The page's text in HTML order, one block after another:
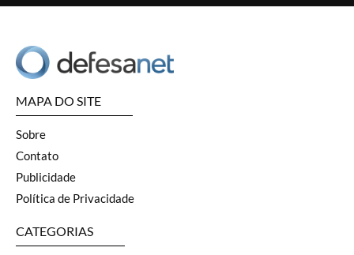
MAPA DO SITE
Sobre
Contato
Publicidade
Política de Privacidade
CATEGORIAS